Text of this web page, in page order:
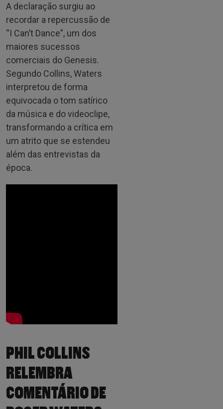
A declaração surgiu ao
recordar a repercussão de
“I Can’t Dance”, um dos
maiores sucessos
comerciais do Genesis.
Segundo Collins, Waters
interpretou de forma
equivocada o tom satírico
da música e do videoclipe,
transformando a crítica em
um atrito que se estendeu
além das entrevistas da
época.
PHIL COLLINS
RELEMBRA
COMENTÁRIO DE